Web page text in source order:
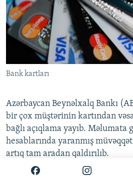
Bank kartları
Azərbaycan Beynəlxalq Bankı
bir çox müştərinin kartından
bağlı açıqlama yayıb. Məlumata
hesablarında yaranmış
artıq tam aradan qaldırılıb.